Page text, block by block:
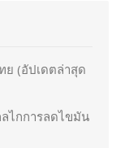
ย (อัปเดตล่าสุด
ลไกการลดไขมัน